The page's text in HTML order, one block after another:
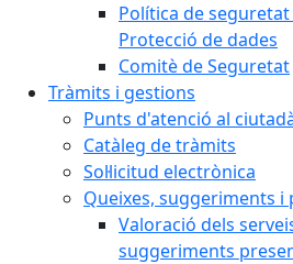
Política de
Protecció de dades
Comitè de Seguretat
Tràmits i gestions
Punts d'atenció al
Catàleg de tràmits
Sol·licitud electrònica
Queixes, suggeriments i
Valoració dels
suggeriments